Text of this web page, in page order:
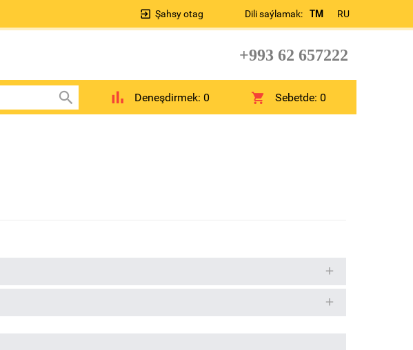
Dili saýlamak: TM RU
Şahsy otag
+993 62 657222
Deneşdirmek: 0 Sebetde:0